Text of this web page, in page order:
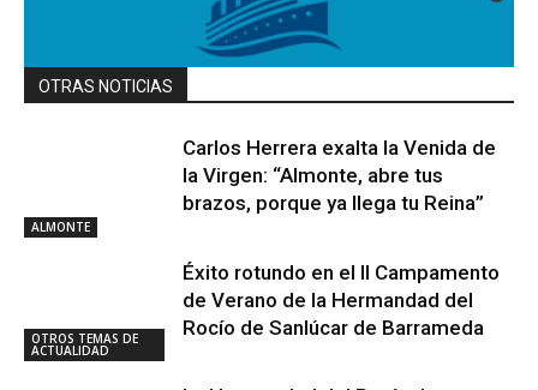
OTRAS NOTICIAS
ALMONTE
Carlos Herrera exalta la Venida de
la Virgen: “Almonte, abre tus
brazos, porque ya llega tu Reina”
OTROS TEMAS DE
ACTUALIDAD
Éxito rotundo en el II Campamento
de Verano de la Hermandad del
Rocío de Sanlúcar de Barrameda